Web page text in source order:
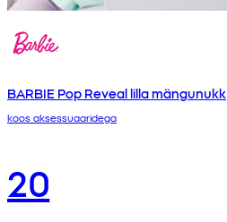
BARBIE Pop Reveal lilla mängunukk
koos aksessuaaridega
20